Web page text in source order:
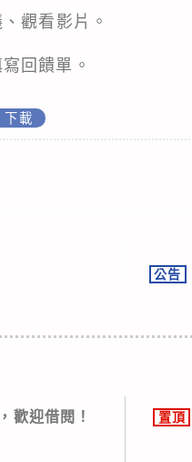
觀看影片。
回饋單。
下載
公告
歡迎借閱！ 置頂